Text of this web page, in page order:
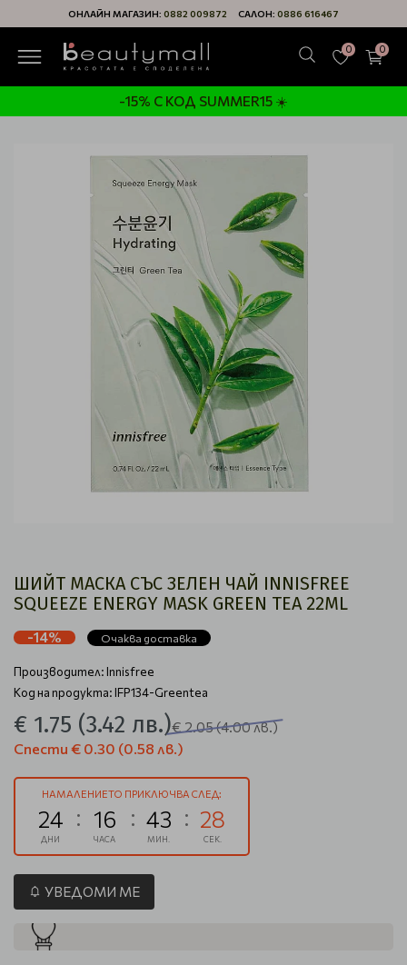
ОНЛАЙН МАГАЗИН: 0882 009872 САЛОН: 0886 616467
0 0
-15% С КОД SUMMER15 ☀️
ШИЙТ МАСКА СЪС ЗЕЛЕН ЧАЙ INNISFREE
SQUEEZE ENERGY MASK GREEN TEA 22ML
-14% Очаква доставка
Производител:Innisfree
Код на продукта: IFP134-Greentea
€ 1.75 (3.42 лв.)€ 2.05(4.00 лв.)
Спести € 0.30 (0.58 лв.)
НАМАЛЕНИЕТО ПРИКЛЮЧВА СЛЕД:
24
ДНИ
16
ЧАСА
43
МИН.
27
СЕК.
УВЕДОМИ МЕ